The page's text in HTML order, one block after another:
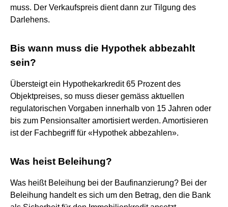
muss. Der Verkaufspreis dient dann zur Tilgung des
Darlehens.
Bis wann muss die Hypothek abbezahlt
sein?
Übersteigt ein Hypothekarkredit 65 Prozent des
Objektpreises, so muss dieser gemäss aktuellen
regulatorischen Vorgaben innerhalb von 15 Jahren oder
bis zum Pensionsalter amortisiert werden. Amortisieren
ist der Fachbegriff für «Hypothek abbezahlen».
Was heist Beleihung?
Was heißt Beleihung bei der Baufinanzierung? Bei der
Beleihung handelt es sich um den Betrag, den die Bank